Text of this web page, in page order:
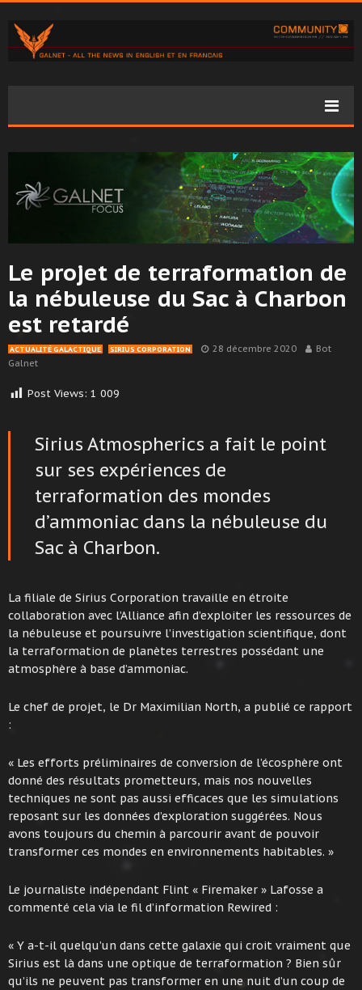
Le projet de terraformation de
la nébuleuse du Sac à Charbon
est retardé
ACTUALITÉ GALACTIQUE SIRIUS CORPORATION 28 décembre 2020
Bot
Galnet
Post Views: 1 009
Sirius Atmospherics a fait le point
sur ses expériences de
terraformation des mondes
d’ammoniac dans la nébuleuse du
Sac à Charbon.
La filiale de Sirius Corporation travaille en étroite
collaboration avec l’Alliance afin d’exploiter les ressources de
la nébuleuse et poursuivre l’investigation scientifique, dont
la terraformation de planètes terrestres possédant une
atmosphère à base d’ammoniac.
Le chef de projet, le Dr Maximilian North, a publié ce rapport
:
« Les efforts préliminaires de conversion de l’écosphère ont
donné des résultats prometteurs, mais nos nouvelles
techniques ne sont pas aussi efficaces que les simulations
reposant sur les données d’exploration suggérées. Nous
avons toujours du chemin à parcourir avant de pouvoir
transformer ces mondes en environnements habitables. »
Le journaliste indépendant Flint « Firemaker » Lafosse a
commenté cela via le fil d’information Rewired :
« Y a-t-il quelqu’un dans cette galaxie qui croit vraiment que
Sirius est là dans une optique de terraformation ? Bien sûr
qu’ils ne peuvent pas transformer en une nuit d’un coup de